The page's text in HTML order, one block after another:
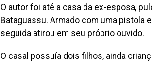
O autor foi até a casa da ex-esposa,
Bataguassu. Armado com uma pistola
seguida atirou em seu próprio ouvido.
O casal possuía dois filhos, ainda